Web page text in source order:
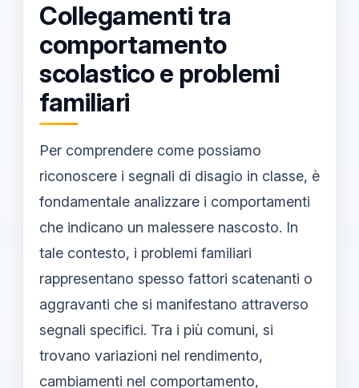
Collegamenti tra
comportamento
scolastico e problemi
familiari
Per comprendere come possiamo
riconoscere i segnali di disagio in classe, è
fondamentale analizzare i comportamenti
che indicano un malessere nascosto. In
tale contesto, i problemi familiari
rappresentano spesso fattori scatenanti o
aggravanti che si manifestano attraverso
segnali specifici. Tra i più comuni, si
trovano variazioni nel rendimento,
cambiamenti nel comportamento,